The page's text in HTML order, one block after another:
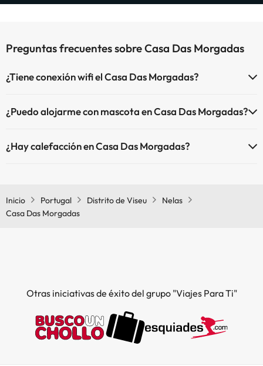
Preguntas frecuentes sobre Casa Das Morgadas
¿Tiene conexión wifi el Casa Das Morgadas?
¿Puedo alojarme con mascota en Casa Das Morgadas?
¿Hay calefacción en Casa Das Morgadas?
Inicio Portugal Distrito de Viseu
Nelas
Casa Das Morgadas
Otras iniciativas de éxito del grupo "Viajes Para Ti"